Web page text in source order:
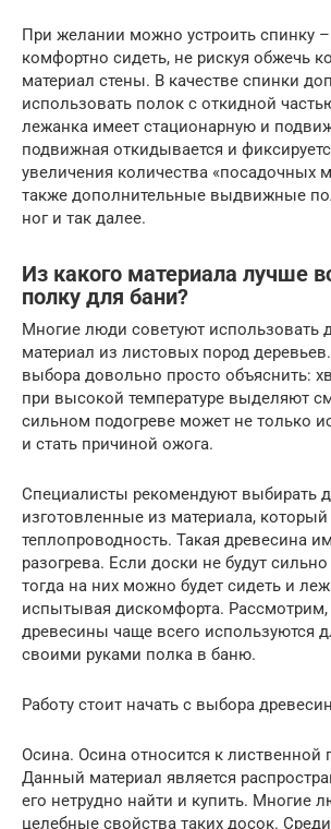
При желании можно устроить спинку
комфортно сидеть, не рискуя обжечь
материал стены. В качестве спинки
использовать полок с откидной
лежанка имеет стационарную и
подвижная откидывается и
увеличения количества «посадочных
также дополнительные выдвижные
ног и так далее.
Из какого материала лучше
полку для бани?
Многие люди советуют использовать
материал из листовых пород
выбора довольно просто объяснить:
при высокой температуре выделяют
сильном подогреве может не только
и стать причиной ожога.
Специалисты рекомендуют выбирать
изготовленные из материала,
теплопроводность. Такая древесина
разогрева. Если доски не будут сильно
тогда на них можно будет сидеть и
испытывая дискомфорта.
древесины чаще всего используются
своими руками полка в баню.
Работу стоит начать с выбора
Осина. Осина относится к лиственной
Данный материал является
его нетрудно найти и купить. Многие
целебные свойства таких досок.